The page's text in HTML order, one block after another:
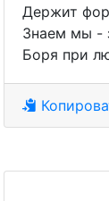
Держит
Знаем мы -
Боря при